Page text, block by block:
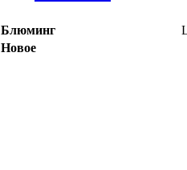
Блюминг
Новое